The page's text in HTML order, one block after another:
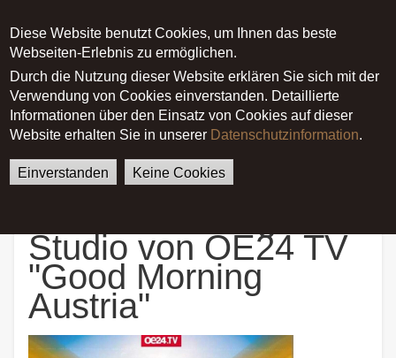
Diese Website benutzt Cookies, um Ihnen das beste
Webseiten-Erlebnis zu ermöglichen.
Durch die Nutzung dieser Website erklären Sie sich mit der
Verwendung von Cookies einverstanden. Detaillierte
Informationen über den Einsatz von Cookies auf dieser
Website erhalten Sie in unserer Datenschutzinformation.
Einverstanden Keine Cookies
Main menu
German English
Startseite
News
Julia Malischnig im Studio von
OE24 TV "Good Morning Austria"
Studio von OE24 TV
"Good Morning
Austria"